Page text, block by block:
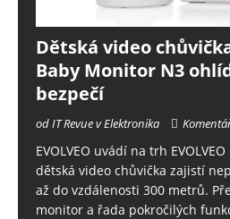
Dětská video chůvička
Baby Monitor N3
bezpečí
od IT Revue v Elektronika
EVOLVEO uvádí na trh
dětská video chůvička zajistí
až do vzdálenosti 300 metrů.
monitor a řada pokročilých